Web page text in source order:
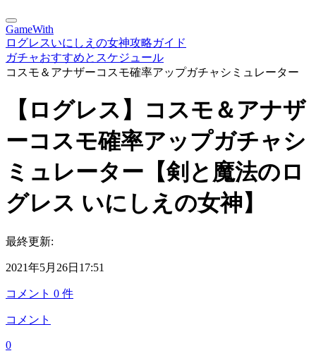
GameWith
ログレスいにしえの女神攻略ガイド
ガチャおすすめとスケジュール
コスモ＆アナザーコスモ確率アップガチャシミュレーター
【ログレス】コスモ＆アナザ
ーコスモ確率アップガチャシ
ミュレーター【剣と魔法のロ
グレス いにしえの女神】
最終更新:
2021年5月26日17:51
コメント 0 件
コメント
0